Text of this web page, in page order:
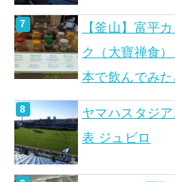
【釜山】富平
ク（大寶禅食
本で飲んでみた
ヤマハスタジ
表 ジュビロ